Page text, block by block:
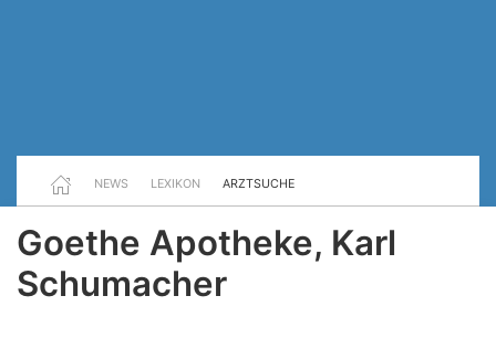
NEWS LEXIKON ARZTSUCHE
Goethe Apotheke, Karl
Schumacher